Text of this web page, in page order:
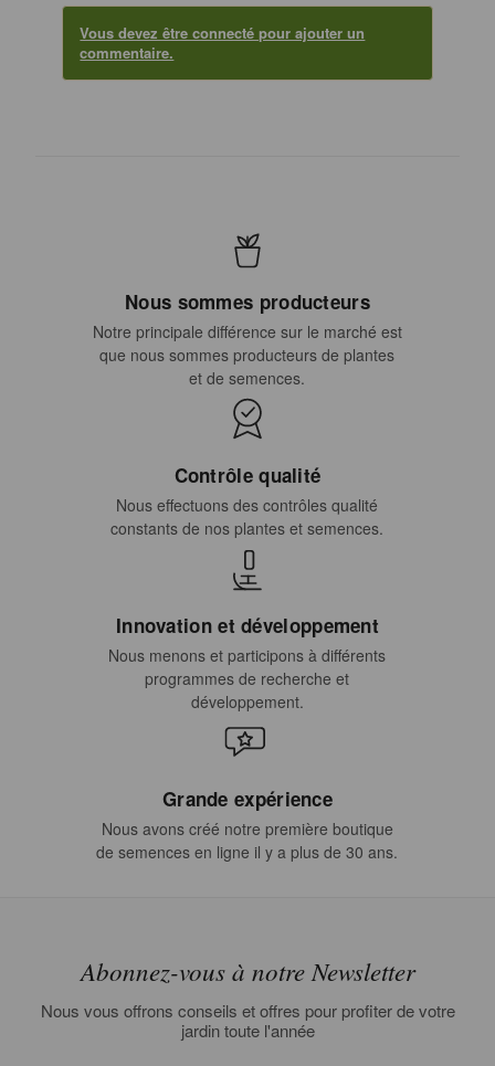
Vous devez être connecté pour ajouter un
commentaire.
Nous sommes producteurs
Notre principale différence sur le marché est
que nous sommes producteurs de plantes
et de semences.
Contrôle qualité
Nous effectuons des contrôles qualité
constants de nos plantes et semences.
Innovation et développement
Nous menons et participons à différents
programmes de recherche et
développement.
Grande expérience
Nous avons créé notre première boutique
de semences en ligne il y a plus de 30 ans.
Abonnez-vous à notre Newsletter
Nous vous offrons conseils et offres pour profiter de votre
jardin toute l'année